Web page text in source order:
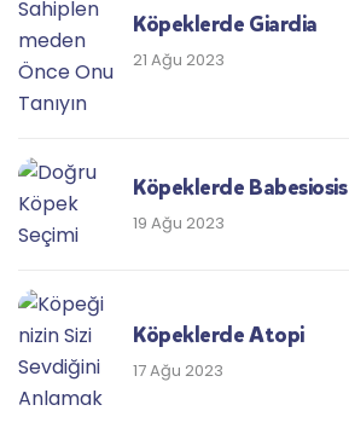
Köpeklerde Giardia
21 Ağu 2023
Köpeklerde Babesiosis
19 Ağu 2023
Köpeklerde Atopi
17 Ağu 2023